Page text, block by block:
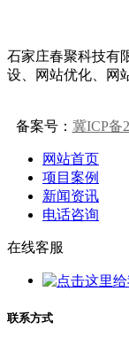
石家庄春聚科技有
设、网站优化、网
备案号： 冀ICP备
网站首页
项目案例
新闻资讯
电话咨询
在线客服
联系方式